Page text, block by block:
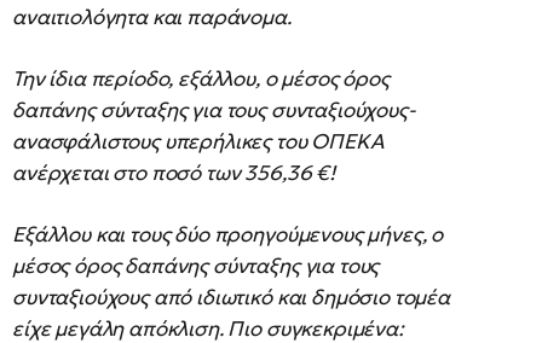
αναιτιολόγητα και παράνομα.
Την ίδια περίοδο, εξάλλου, ο μέσος όρος
δαπάνης σύνταξης για τους συνταξιούχους-
ανασφάλιστους υπερήλικες του ΟΠΕΚΑ
ανέρχεται στο ποσό των 356,36 €!
Εξάλλου και τους δύο προηγούμενους μήνες, ο
μέσος όρος δαπάνης σύνταξης για τους
συνταξιούχους από ιδιωτικό και δημόσιο τομέα
είχε μεγάλη απόκλιση. Πιο συγκεκριμένα: